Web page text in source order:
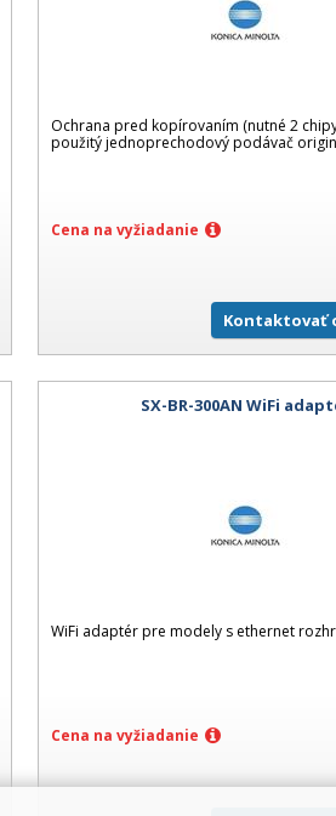
Ochrana pred kopírovaním (nutné 2
použitý jednoprechodový podávač
Cena na vyžiadanie
Kontaktovať
SX-BR-300AN WiFi
WiFi adaptér pre modely s ethernet
Cena na vyžiadanie